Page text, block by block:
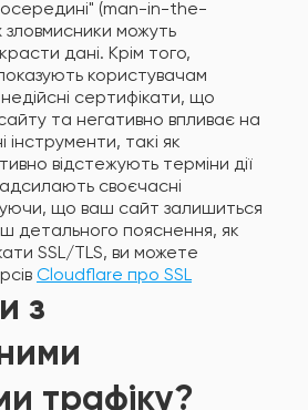
(man-in-the-
зловмисники можуть
дані. Крім того,
користувачам
сертифікати, що
та негативно впливає на
інструменти, такі як
відстежують терміни дії
своєчасні
що ваш сайт залишиться
детального пояснення, як
SSL/TLS, ви можете
Cloudflare про SSL
з
трафіку?